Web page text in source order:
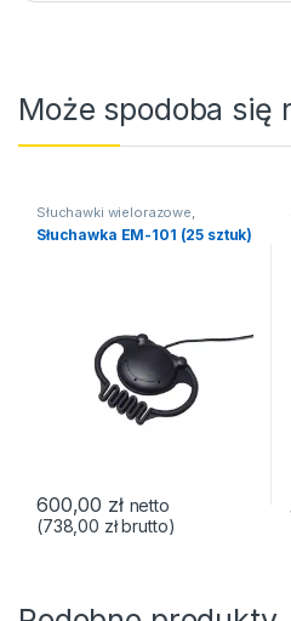
Może spodoba się
Słuchawki wielorazowe,
Słuchawki
Słuchawka EM-101 (25 sztuk)
600,00 zł netto
(738,00 złbrutto)